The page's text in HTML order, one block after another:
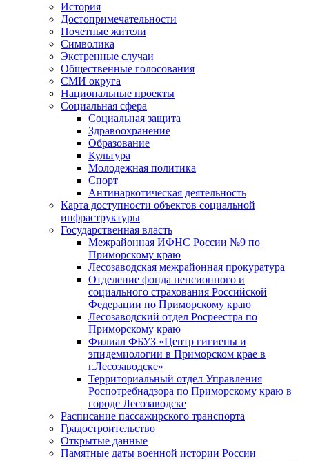
История
Достопримечательности
Почетные жители
Символика
Экстренные случаи
Общественные голосования
СМИ округа
Национальные проекты
Социальная сфера
Социальная защита
Здравоохранение
Образование
Культура
Молодежная политика
Спорт
Антинаркотическая деятельность
Карта доступности объектов социальной
инфраструктуры
Государственная власть
Межрайонная ИФНС России №9 по
Приморскому краю
Лесозаводская межрайонная прокуратура
Отделение фонда пенсионного и
социального страхования Российской
Федерации по Приморскому краю
Лесозаводский отдел Росреестра по
Приморскому краю
Филиал ФБУЗ «Центр гигиены и
эпидемиологии в Приморском крае в
г.Лесозаводске»
Территориальный отдел Управления
Роспотребнадзора по Приморскому краю в
городе Лесозаводске
Расписание пассажирского транспорта
Градостроительство
Открытые данные
Памятные даты военной истории России